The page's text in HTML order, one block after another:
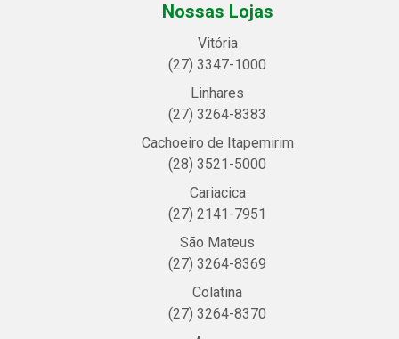
Nossas Lojas
Vitória
(27) 3347-1000
Linhares
(27) 3264-8383
Cachoeiro de Itapemirim
(28) 3521-5000
Cariacica
(27) 2141-7951
São Mateus
(27) 3264-8369
Colatina
(27) 3264-8370